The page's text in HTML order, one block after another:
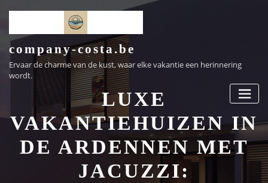
inhoud
company-costa.be
Ervaar de charme van de kust, waar elke vakantie een herinnering
wordt.
LUXE
VAKANTIEHUIZEN IN
DE ARDENNEN MET
JACUZZI: